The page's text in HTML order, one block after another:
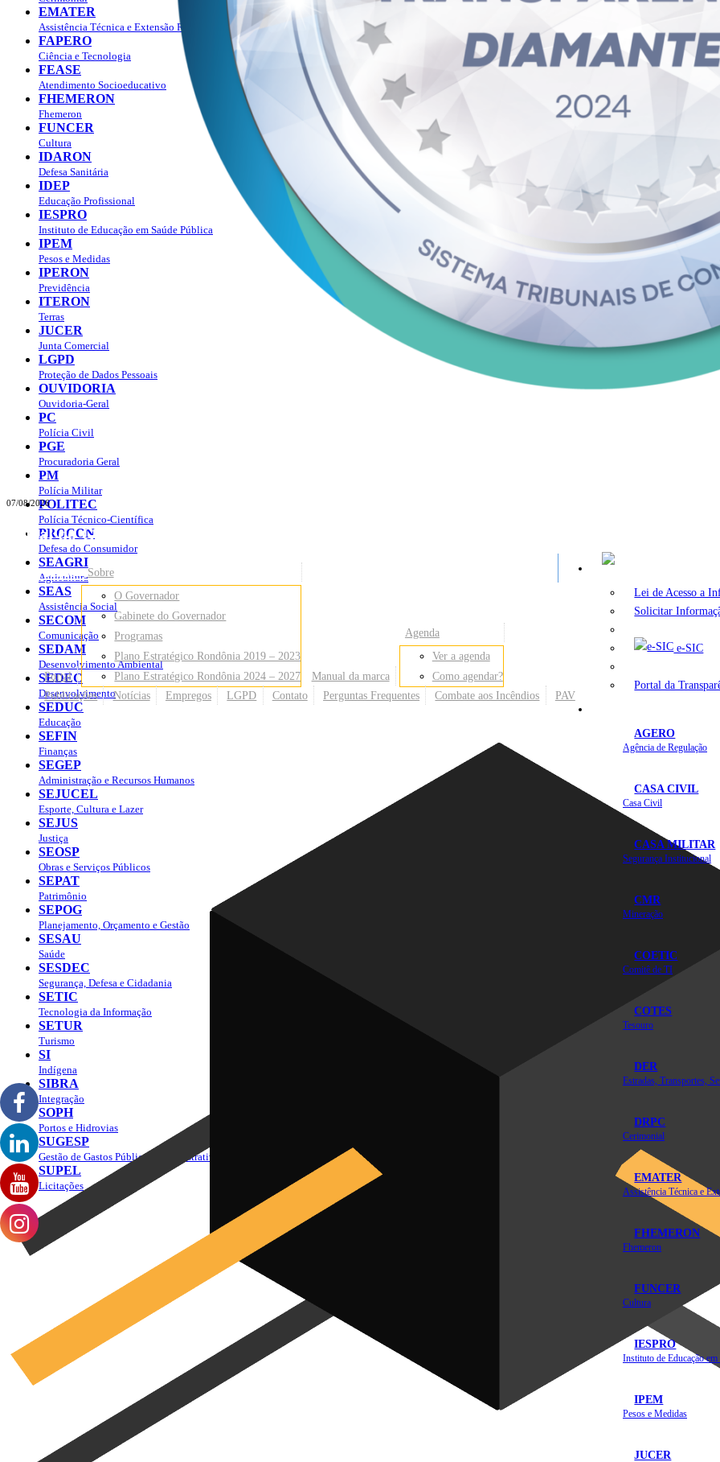
07/08/2026
Portal do Governo do
Governode Rondônia
Lei de Acesso a
Solicitar
e-SIC
Portal da
AGERO
Agência de Regulação
CASA CIVIL
Casa Civil
CASA MILITAR
Segurança Institucional
CMR
Mineração
COETIC
Comitê de TI
COTES
Tesouro
DER
DRPC
Cerimonial
EMATER
FHEMERON
Fhemeron
FUNCER
Cultura
IESPRO
IPEM
Pesos e Medidas
JUCER
Portal
Sobre
O Governador
Gabinete do Governador
Programas
Plano Estratégico Rondônia 2019 – 2023
Plano Estratégico Rondônia 2024 – 2027
Manual da marca
Agenda
Ver a agenda
Como agendar?
Publicações
Notícias Empregos LGPD Contato Perguntas Frequentes Combate aos Incêndios PAV
EMATER
Assistência Técnica e Extensão Rural
FAPERO
Ciência e Tecnologia
FEASE
Atendimento Socioeducativo
FHEMERON
Fhemeron
FUNCER
Cultura
IDARON
Defesa Sanitária
IDEP
Educação Profissional
IESPRO
Instituto de Educação em Saúde Pública
IPEM
Pesos e Medidas
IPERON
Previdência
ITERON
Terras
JUCER
Junta Comercial
LGPD
Proteção de Dados Pessoais
OUVIDORIA
Ouvidoria-Geral
PC
Polícia Civil
PGE
Procuradoria Geral
PM
Polícia Militar
POLITEC
Polícia Técnico-Científica
PROCON
Defesa do Consumidor
SEAGRI
Agricultura
SEAS
Assistência Social
SECOM
Comunicação
SEDAM
Desenvolvimento Ambiental
SEDEC
Desenvolvimento
SEDUC
Educação
SEFIN
Finanças
SEGEP
Administração e Recursos Humanos
SEJUCEL
Esporte, Cultura e Lazer
SEJUS
Justiça
SEOSP
Obras e Serviços Públicos
SEPAT
Patrimônio
SEPOG
Planejamento, Orçamento e Gestão
SESAU
Saúde
SESDEC
Segurança, Defesa e Cidadania
SETIC
Tecnologia da Informação
SETUR
Turismo
SI
Indígena
SIBRA
Integração
SOPH
Portos e Hidrovias
SUGESP
Gestão de Gastos Públicos Administrativos
SUPEL
Licitações